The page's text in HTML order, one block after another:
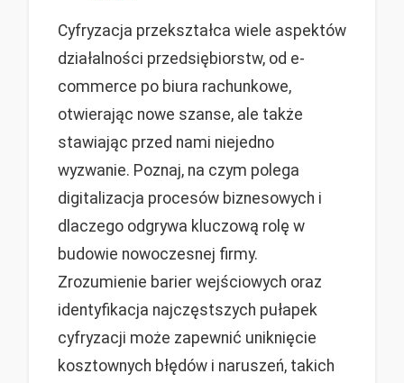
Cyfryzacja przekształca wiele aspektów
działalności przedsiębiorstw, od e-
commerce po biura rachunkowe,
otwierając nowe szanse, ale także
stawiając przed nami niejedno
wyzwanie. Poznaj, na czym polega
digitalizacja procesów biznesowych i
dlaczego odgrywa kluczową rolę w
budowie nowoczesnej firmy.
Zrozumienie barier wejściowych oraz
identyfikacja najczęstszych pułapek
cyfryzacji może zapewnić uniknięcie
kosztownych błędów i naruszeń, takich